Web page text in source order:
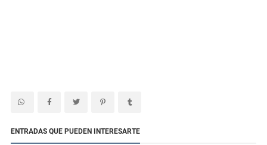
ENTRADAS QUE PUEDEN INTERESARTE